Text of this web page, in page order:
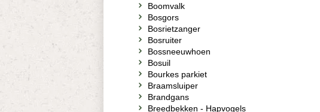
Boomvalk
Bosgors
Bosrietzanger
Bosruiter
Bossneeuwhoen
Bosuil
Bourkes parkiet
Braamsluiper
Brandgans
Breedbekken - Hapvogels